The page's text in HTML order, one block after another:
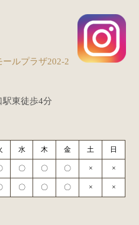
ルプラザ202-2
駅東徒歩4分
水 木 金 土 日
〇 〇 〇 × ×
〇 〇 〇 × ×